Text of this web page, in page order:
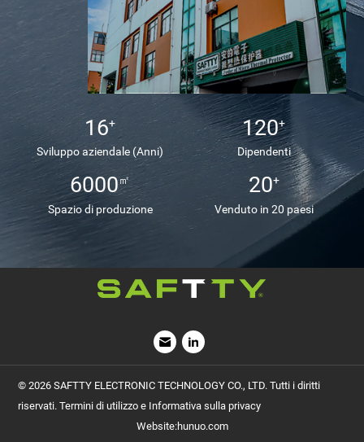
16+
Sviluppo aziendale (Anni)
120+
Dipendenti
6000㎡
Spazio di produzione
20+
Venduto in 20 paesi
riservati. Termini di utilizzo e Informativa sulla privacy
Website:hunuo.com